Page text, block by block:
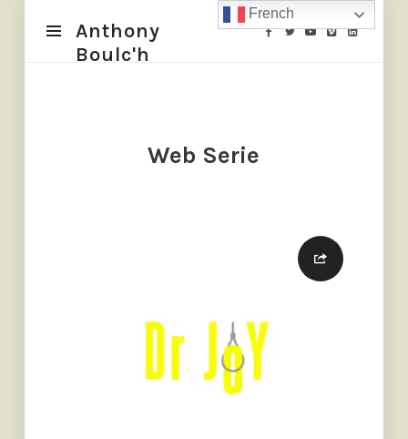
Anthony
Boulc'h
Anthony
Boulc'h
Web Serie
French